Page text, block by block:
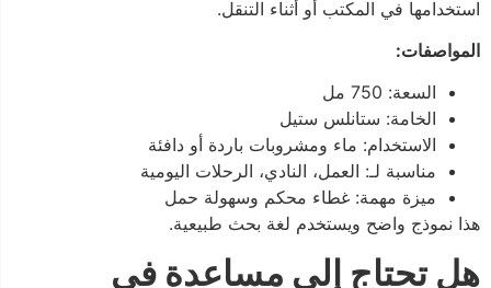
استخدامها في المكتب أو أثناء التنقل.
المواصفات:
السعة: 750 مل
الخامة: ستانلس ستيل
الاستخدام: ماء ومشروبات باردة أو دافئة
مناسبة لـ: العمل، النادي، الرحلات اليومية
ميزة مهمة: غطاء محكم وسهولة حمل
هذا نموذج واضح ويستخدم لغة بحث طبيعية.
هل تحتاج إلى مساعدة في